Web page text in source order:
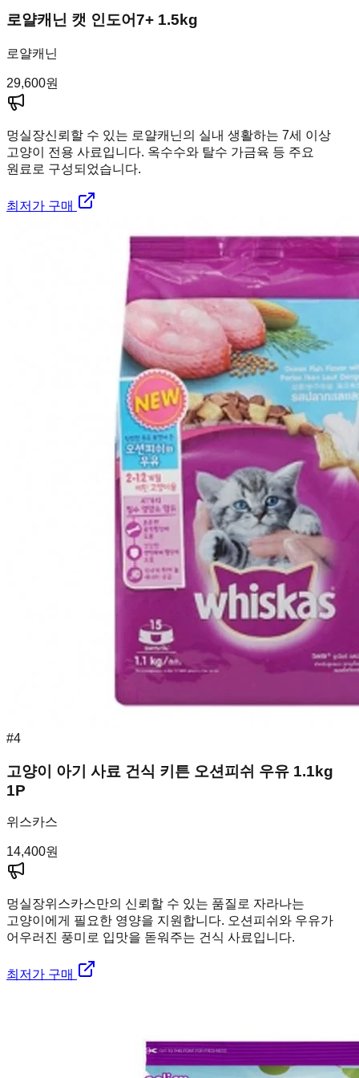
로얄캐닌 캣 인도어7+ 1.5kg
로얄캐닌
29,600원
멍실장신뢰할 수 있는 로얄캐닌의 실내 생활하는 7세 이상
고양이 전용 사료입니다. 옥수수와 탈수 가금육 등 주요
원료로 구성되었습니다.
최저가 구매
#4
고양이 아기 사료 건식 키튼 오션피쉬 우유 1.1kg
1P
위스카스
14,400원
멍실장위스카스만의 신뢰할 수 있는 품질로 자라나는
고양이에게 필요한 영양을 지원합니다. 오션피쉬와 우유가
어우러진 풍미로 입맛을 돋워주는 건식 사료입니다.
최저가 구매